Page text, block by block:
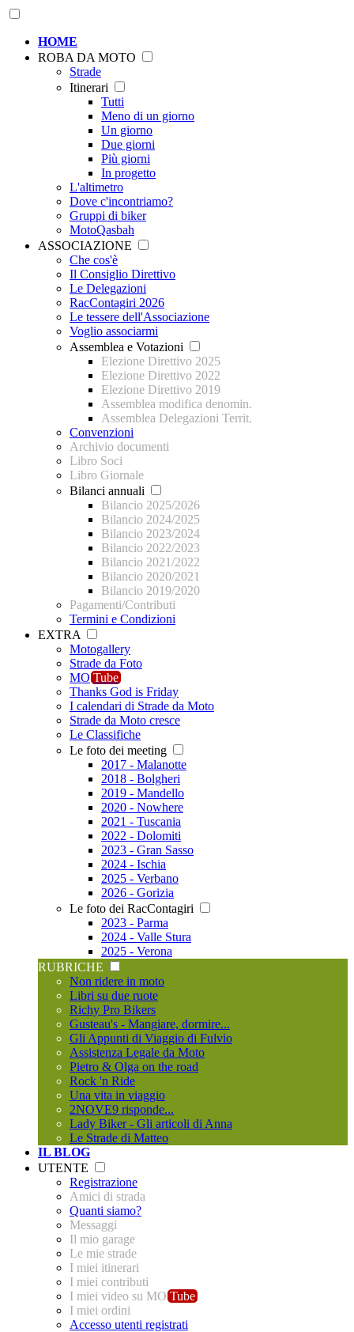
HOME
ROBA DA MOTO
Strade
Itinerari
Tutti
Meno di un giorno
Un giorno
Due giorni
Più giorni
In progetto
L'altimetro
Dove c'incontriamo?
Gruppi di biker
MotoQasbah
ASSOCIAZIONE
Che cos'è
Il Consiglio Direttivo
Le Delegazioni
RacContagiri 2026
Le tessere dell'Associazione
Voglio associarmi
Assemblea e Votazioni
Elezione Direttivo 2025
Elezione Direttivo 2022
Elezione Direttivo 2019
Assemblea modifica denomin.
Assemblea Delegazioni Territ.
Convenzioni
Archivio documenti
Libro Soci
Libro Giornale
Bilanci annuali
Bilancio 2025/2026
Bilancio 2024/2025
Bilancio 2023/2024
Bilancio 2022/2023
Bilancio 2021/2022
Bilancio 2020/2021
Bilancio 2019/2020
Pagamenti/Contributi
Termini e Condizioni
EXTRA
Motogallery
Strade da Foto
MO Tube
Thanks God is Friday
I calendari di Strade da Moto
Strade da Moto cresce
Le Classifiche
Le foto dei meeting
2017 - Malanotte
2018 - Bolgheri
2019 - Mandello
2020 - Nowhere
2021 - Tuscania
2022 - Dolomiti
2023 - Gran Sasso
2024 - Ischia
2025 - Verbano
2026 - Gorizia
Le foto dei RacContagiri
2023 - Parma
2024 - Valle Stura
2025 - Verona
RUBRICHE
Non ridere in moto
Libri su due ruote
Richy Pro Bikers
Gusteau's - Mangiare, dormire...
Gli Appunti di Viaggio di Fulvio
Assistenza Legale da Moto
Pietro & Olga on the road
Rock 'n Ride
Una vita in viaggio
2NOVE9 risponde...
Lady Biker - Gli articoli di Anna
Le Strade di Matteo
IL BLOG
UTENTE
Registrazione
Amici di strada
Quanti siamo?
Messaggi
Il mio garage
Le mie strade
I miei itinerari
I miei contributi
I miei video su MO Tube
I miei ordini
Accesso utenti registrati